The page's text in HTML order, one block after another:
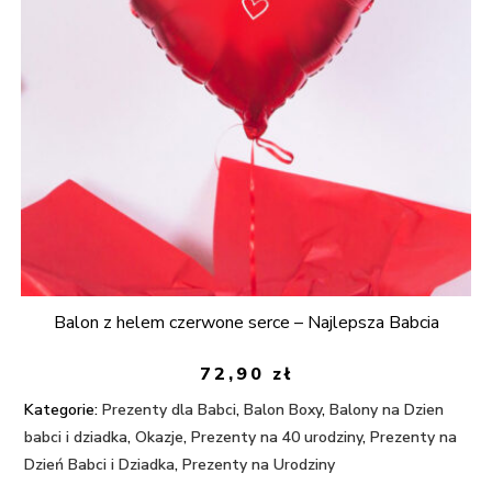
Balon z helem czerwone serce – Najlepsza Babcia
72,90 zł
Kategorie: Prezenty dla Babci,Balon Boxy,Balony na Dzien
babci i dziadka,Okazje,Prezenty na 40 urodziny,Prezenty na
Dzień Babci i Dziadka,Prezenty na Urodziny